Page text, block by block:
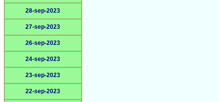
28-sep-2023
27-sep-2023
26-sep-2023
24-sep-2023
23-sep-2023
22-sep-2023